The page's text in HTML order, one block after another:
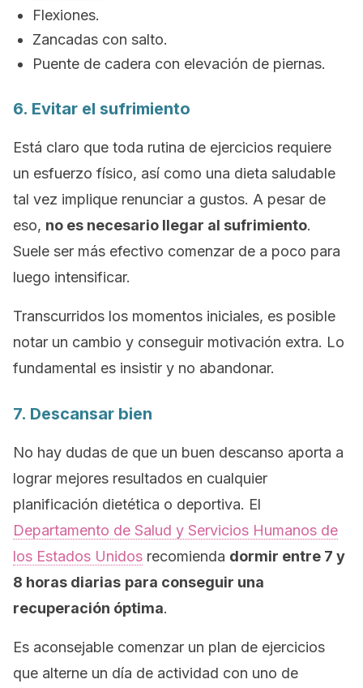
Flexiones.
Zancadas con salto.
Puente de cadera con elevación de piernas.
6. Evitar el sufrimiento
Está claro que toda rutina de ejercicios requiere
un esfuerzo físico, así como una dieta saludable
tal vez implique renunciar a gustos. A pesar de
eso, no es necesario llegar al sufrimiento.
Suele ser más efectivo comenzar de a poco para
luego intensificar.
Transcurridos los momentos iniciales, es posible
notar un cambio y conseguir motivación extra. Lo
fundamental es insistir y no abandonar.
7. Descansar bien
No hay dudas de que un buen descanso aporta a
lograr mejores resultados en cualquier
planificación dietética o deportiva. El
Departamento de Salud y Servicios Humanos de
los Estados Unidos recomienda dormir entre 7 y
8 horas diarias para conseguir una
recuperación óptima.
Es aconsejable comenzar un plan de ejercicios
que alterne un día de actividad con uno de